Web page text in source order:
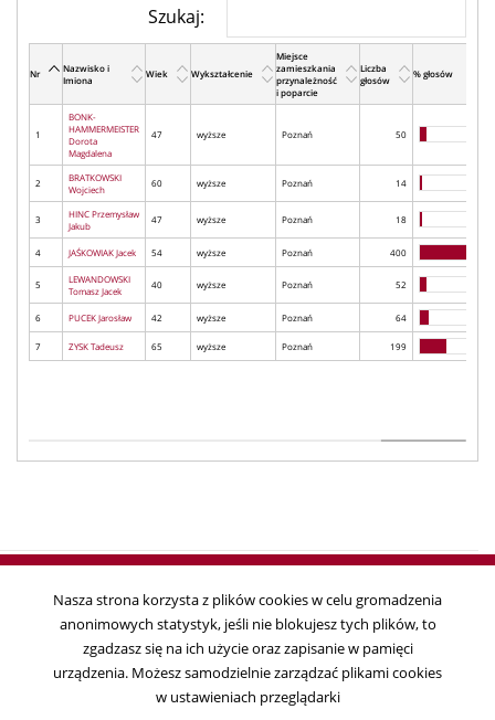
Szukaj:
Nr
Nazwisko i
Imiona
Wiek Wykształcenie
Miejsce
zamieszkania
przynależność
i poparcie
Liczba
głosów
% głosów
1
BONK-
HAMMERMEISTER
Dorota
Magdalena
47 wyższe Poznań 50
2
BRATKOWSKI
Wojciech
60 wyższe Poznań 14
3
HINC Przemysław
Jakub
47 wyższe Poznań 18
4 JAŚKOWIAK Jacek 54 wyższe Poznań 400
5
LEWANDOWSKI
Tomasz Jacek
40 wyższe Poznań 52
6 PUCEK Jarosław 42 wyższe Poznań 64
7 ZYSK Tadeusz 65 wyższe Poznań 199
Copyright © 2018
Państwowa Komisja Wyborcza, ul. Wiejska 10, 00-902 Warszawa, tel. 22
695 25 44, fax. 22 629 39 59
Nasza strona korzysta z plików cookies w celu gromadzenia
anonimowych statystyk, jeśli nie blokujesz tych plików, to
zgadzasz się na ich użycie oraz zapisanie w pamięci
urządzenia. Możesz samodzielnie zarządzać plikami cookies
w ustawieniach przeglądarki